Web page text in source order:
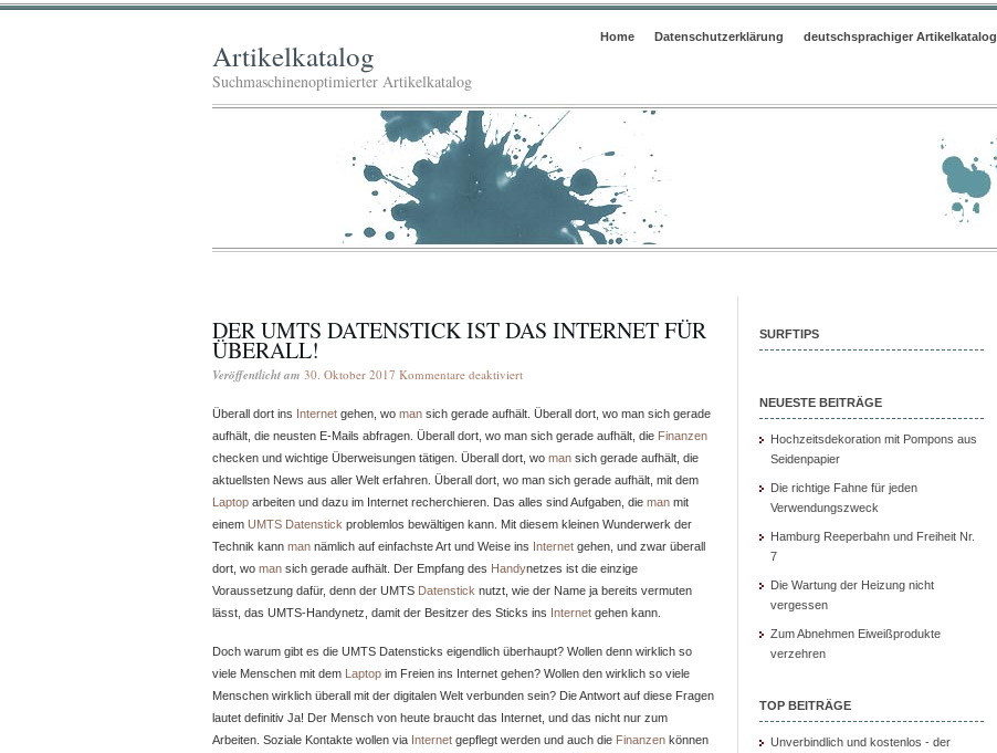
Home Datenschutzerklärung deutschsprachiger Artikelkatalog
Artikelkatalog
Suchmaschinenoptimierter Artikelkatalog
DER UMTS DATENSTICK IST DAS INTERNET FÜR
ÜBERALL!
Veröffentlicht am 30. Oktober 2017 Kommentare deaktiviertfür
UMTS
Datenstick
ist
das
Internet
für
überall!
Überall dort ins Internet gehen, wo man sich gerade aufhält. Überall dort, wo man sich gerade
aufhält, die neusten E-Mails abfragen. Überall dort, wo man sich gerade aufhält, die Finanzen
checken und wichtige Überweisungen tätigen. Überall dort, wo man sich gerade aufhält, die
aktuellsten News aus aller Welt erfahren. Überall dort, wo man sich gerade aufhält, mit dem
Laptop arbeiten und dazu im Internet recherchieren. Das alles sind Aufgaben, die man mit
einem UMTS Datenstick problemlos bewältigen kann. Mit diesem kleinen Wunderwerk der
Technik kann man nämlich auf einfachste Art und Weise ins Internet gehen, und zwar überall
dort, wo man sich gerade aufhält. Der Empfang des Handynetzes ist die einzige
Voraussetzung dafür, denn der UMTS Datenstick nutzt, wie der Name ja bereits vermuten
lässt, das UMTS-Handynetz, damit der Besitzer des Sticks ins Internet gehen kann.
Doch warum gibt es die UMTS Datensticks eigendlich überhaupt? Wollen denn wirklich so
viele Menschen mit dem Laptop im Freien ins Internet gehen? Wollen den wirklich so viele
Menschen wirklich überall mit der digitalen Welt verbunden sein? Die Antwort auf diese Fragen
lautet definitiv Ja! Der Mensch von heute braucht das Internet, und das nicht nur zum
Arbeiten. Soziale Kontakte wollen via Internet gepflegt werden und auch die Finanzen können
SURFTIPS
NEUESTE BEITRÄGE
Hochzeitsdekoration mit Pompons aus
Seidenpapier
Die richtige Fahne für jeden
Verwendungszweck
Hamburg Reeperbahn und Freiheit Nr.
7
Die Wartung der Heizung nicht
vergessen
Zum Abnehmen Eiweißprodukte
verzehren
TOP BEITRÄGE
Unverbindlich und kostenlos - der